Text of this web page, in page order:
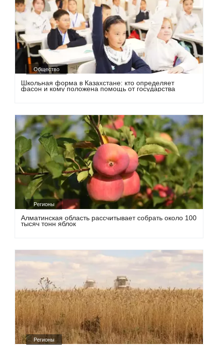
Общество
Школьная форма в Казахстане: кто определяет
фасон и кому положена помощь от государства
Регионы
Алматинская область рассчитывает собрать около 100
тысяч тонн яблок
Регионы